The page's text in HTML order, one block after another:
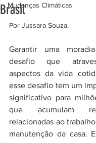
Mudanças Climáticas
Brasil
Por Jussara Souza.
Garantir uma
desafio que
aspectos da vida
esse desafio tem um
significativo para
que acumulam
relacionadas ao
manutenção da casa.